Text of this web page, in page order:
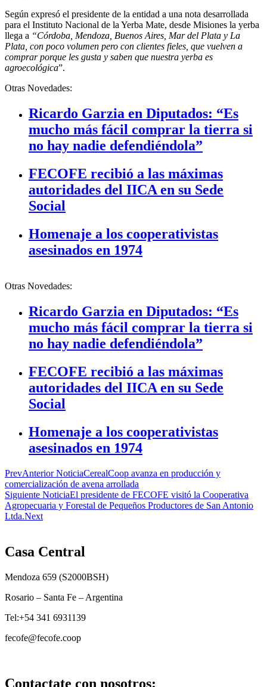
Según expresó el presidente de la entidad a una nota desarrollada
para el Instituto Nacional de la Yerba Mate, desde Misiones la yerba
llega a “Córdoba, Mendoza, Buenos Aires, Mar del Plata y La
Plata, con poco volumen pero con clientes fieles, que vuelven a
comprar porque les gusta y saben que nuestra yerba es
agroecológica”.
Otras Novedades:
Ricardo Garzia en Diputados: “Es
mucho más fácil comprar la tierra si
no hay nadie defendiéndola”
FECOFE recibió a las máximas
autoridades del IICA en su Sede
Social
Homenaje a los cooperativistas
asesinados en 1974
Otras Novedades:
Ricardo Garzia en Diputados: “Es
mucho más fácil comprar la tierra si
no hay nadie defendiéndola”
FECOFE recibió a las máximas
autoridades del IICA en su Sede
Social
Homenaje a los cooperativistas
asesinados en 1974
PrevAnterior NoticiaCerealCoop avanza en producción y
comercialización de avena arrollada
Siguiente NoticiaEl presidente de FECOFE visitó la Cooperativa
Agropecuaria y Forestal de Pequeños Productores de San Antonio
Ltda.Next
Casa Central
Mendoza 659 (S2000BSH)
Rosario – Santa Fe – Argentina
Tel:+54 341 6931139
fecofe@fecofe.coop
Contactate con nosotros: